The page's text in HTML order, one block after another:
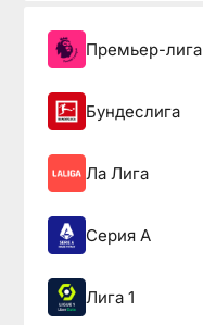
Премьер-лига
Бундеслига
Ла Лига
Серия А
Лига 1